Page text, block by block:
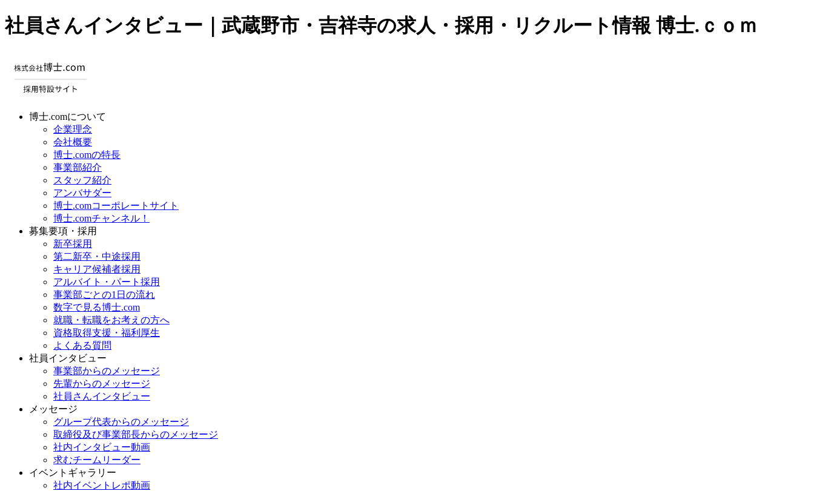
社員さんインタビュー｜武蔵野市・吉祥寺の求人・採用・リクルート情報 博士.ｃｏｍ
博士.comについて
企業理念
会社概要
博士.comの特長
事業部紹介
スタッフ紹介
アンバサダー
博士.comコーポレートサイト
博士.comチャンネル！
募集要項・採用
新卒採用
第二新卒・中途採用
キャリア候補者採用
アルバイト・パート採用
事業部ごとの1日の流れ
数字で見る博士.com
就職・転職をお考えの方へ
資格取得支援・福利厚生
よくある質問
社員インタビュー
事業部からのメッセージ
先輩からのメッセージ
社員さんインタビュー
メッセージ
グループ代表からのメッセージ
取締役及び事業部長からのメッセージ
社内インタビュー動画
求むチームリーダー
イベントギャラリー
社内イベントレポ動画